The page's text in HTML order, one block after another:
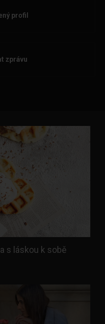
profil
zprávu
s láskou k sobě